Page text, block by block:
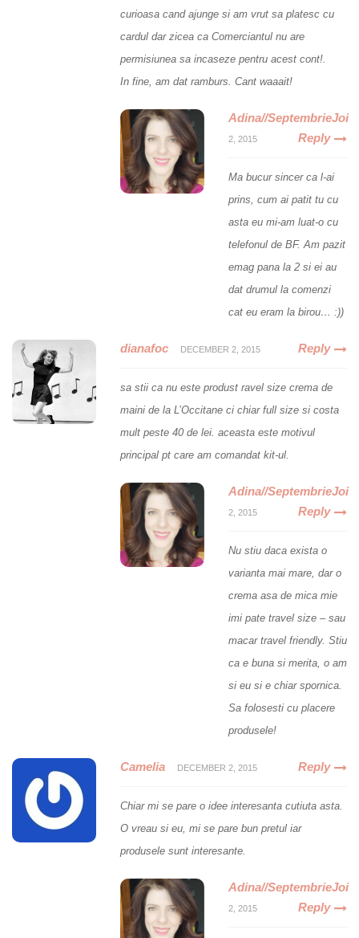
curioasa cand ajunge si am vrut sa platesc cu
cardul dar zicea ca Comerciantul nu are
permisiunea sa incaseze pentru acest cont!.
In fine, am dat ramburs. Cant waaait!
Adina//SeptembrieJoi
2, 2015 Reply
Ma bucur sincer ca l-ai
prins, cum ai patit tu cu
asta eu mi-am luat-o cu
telefonul de BF. Am pazit
emag pana la 2 si ei au
dat drumul la comenzi
cat eu eram la birou… :))
dianafoc DECEMBER 2, 2015 Reply
sa stii ca nu este produst ravel size crema de
maini de la L’Occitane ci chiar full size si costa
mult peste 40 de lei. aceasta este motivul
principal pt care am comandat kit-ul.
Adina//SeptembrieJoi
2, 2015 Reply
Nu stiu daca exista o
varianta mai mare, dar o
crema asa de mica mie
imi pate travel size – sau
macar travel friendly. Stiu
ca e buna si merita, o am
si eu si e chiar spornica.
Sa folosesti cu placere
produsele!
Camelia DECEMBER 2, 2015 Reply
Chiar mi se pare o idee interesanta cutiuta asta.
O vreau si eu, mi se pare bun pretul iar
produsele sunt interesante.
Adina//SeptembrieJoi
2, 2015 Reply